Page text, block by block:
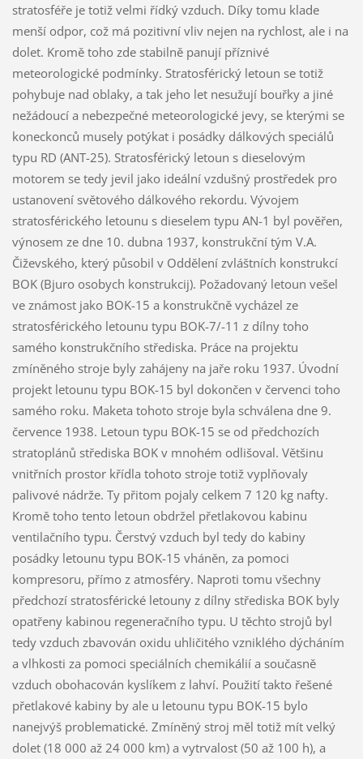
stratosféře je totiž velmi řídký vzduch. Díky tomu klade
menší odpor, což má pozitivní vliv nejen na rychlost, ale i na
dolet. Kromě toho zde stabilně panují příznivé
meteorologické podmínky. Stratosférický letoun se totiž
pohybuje nad oblaky, a tak jeho let nesužují bouřky a jiné
nežádoucí a nebezpečné meteorologické jevy, se kterými se
koneckonců musely potýkat i posádky dálkových speciálů
typu RD (ANT-25). Stratosférický letoun s dieselovým
motorem se tedy jevil jako ideální vzdušný prostředek pro
ustanovení světového dálkového rekordu. Vývojem
stratosférického letounu s dieselem typu AN-1 byl pověřen,
výnosem ze dne 10. dubna 1937, konstrukční tým V.A.
Čiževského, který působil v Oddělení zvláštních konstrukcí
BOK (Bjuro osobych konstrukcij). Požadovaný letoun vešel
ve známost jako BOK-15 a konstrukčně vycházel ze
stratosférického letounu typu BOK-7/-11 z dílny toho
samého konstrukčního střediska. Práce na projektu
zmíněného stroje byly zahájeny na jaře roku 1937. Úvodní
projekt letounu typu BOK-15 byl dokončen v červenci toho
samého roku. Maketa tohoto stroje byla schválena dne 9.
července 1938. Letoun typu BOK-15 se od předchozích
stratoplánů střediska BOK v mnohém odlišoval. Většinu
vnitřních prostor křídla tohoto stroje totiž vyplňovaly
palivové nádrže. Ty přitom pojaly celkem 7 120 kg nafty.
Kromě toho tento letoun obdržel přetlakovou kabinu
ventilačního typu. Čerstvý vzduch byl tedy do kabiny
posádky letounu typu BOK-15 vháněn, za pomoci
kompresoru, přímo z atmosféry. Naproti tomu všechny
předchozí stratosférické letouny z dílny střediska BOK byly
opatřeny kabinou regeneračního typu. U těchto strojů byl
tedy vzduch zbavován oxidu uhličitého vzniklého dýcháním
a vlhkosti za pomoci speciálních chemikálií a současně
vzduch obohacován kyslíkem z lahví. Použití takto řešené
přetlakové kabiny by ale u letounu typu BOK-15 bylo
nanejvýš problematické. Zmíněný stroj měl totiž mít velký
dolet (18 000 až 24 000 km) a vytrvalost (50 až 100 h), a